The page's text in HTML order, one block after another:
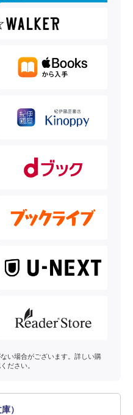
い場合がございます。詳しい購
ださい。
）